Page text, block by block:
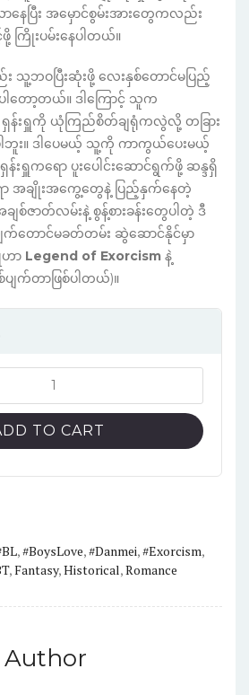
ေပြီး အမှောင်စွမ်းအားတွေကလည်း
ဖို့ ကြိုးပမ်းနေပါတယ်။
သူ့ဘဝပြီးဆုံးဖို့ လေးနှစ်တောင်မပြည့်
ါတော့တယ်။ ဒါကြောင့် သူက
န်းရှူကို ယုံကြည်စိတ်ချရုံကလွဲလို့ တခြား
ါဘူး။ ဒါပေမယ့် သူ့ကို ကာကွယ်ပေးမယ့်
ကရော ပူးပေါင်းဆောင်ရွက်ဖို့ ဆန္ဒရှိ
ရာ အချိုးအကွေ့တွေနဲ့ ပြည့်နှက်နေတဲ့
စ်ဇာတ်လမ်းနဲ့ စွန့်စားခန်းတွေပါတဲ့ ဒီ
တောင်မခတ်တမ်း ဆွဲဆောင်နိုင်မှာ
ဟာ Legend of Exorcism နဲ့
ျက်တာဖြစ်ပါတယ်)။
TO CART
,#BoysLove,#Danmei,#Exorcism,
,Fantasy,Historical,Romance